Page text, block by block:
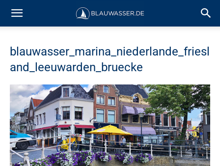
blauwasser_marina_niederlande_friesl
and_leeuwarden_bruecke